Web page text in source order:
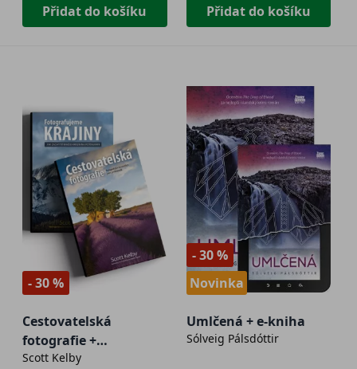
Přidat do košíku Přidat do košíku
- 30 %
Cestovatelská
fotografie +
Fotografujeme krajiny
Scott Kelby
- 30 %
Novinka
Umlčená + e-kniha
Sólveig Pálsdóttir